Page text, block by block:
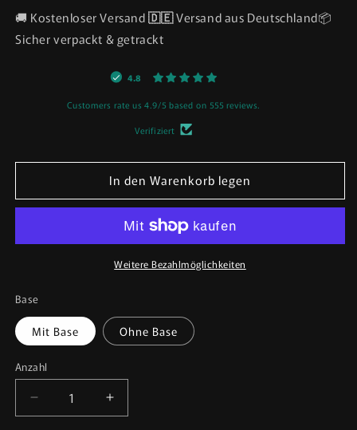
🚚 Kostenloser Versand🇩🇪Versand aus Deutschland📦
Sicher verpackt & getrackt
4.8
Customers rate us 4.9/5 based on 555 reviews.
Verifiziert
In den Warenkorb legen
Weitere Bezahlmöglichkeiten
Base
Mit Base Ohne Base
Anzahl
Anzahl
Verringere
die
Erhöhe
die